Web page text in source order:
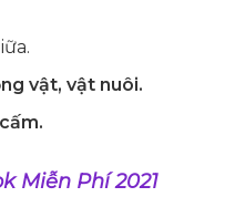
vật, vật nuôi.
Miễn Phí 2021